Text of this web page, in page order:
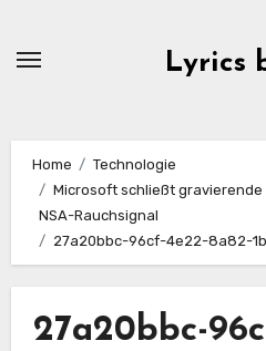
Lyrics
Home
Technologie
Microsoft schließt
NSA-Rauchsignal
27a20bbc-96cf-4e22-8a82-
27a20bbc-